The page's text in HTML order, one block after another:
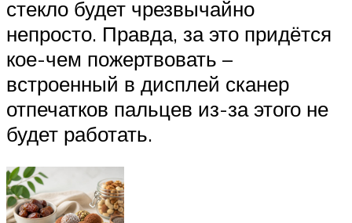
стекло будет чрезвычайно
непросто. Правда, за это придётся
кое-чем пожертвовать –
встроенный в дисплей сканер
отпечатков пальцев из-за этого не
будет работать.